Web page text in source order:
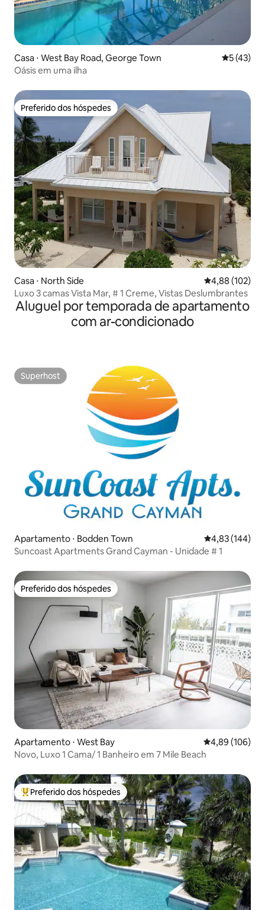
Casa ⋅ West Bay Road, George Town 5 de uma
5 (43)
Oásis em uma ilha
Preferido dos hóspedes
Preferido dos hóspedes
Casa ⋅ North Side 4,88 de uma
4,88 (102)
Luxo 3 camas Vista Mar, # 1 Creme, Vistas Deslumbrantes
Aluguel por temporada de apartamento
com ar-condicionado
Superhost
Superhost
Apartamento ⋅ Bodden Town 4,83 de uma
4,83 (144)
Suncoast Apartments Grand Cayman - Unidade # 1
Preferido dos hóspedes
Preferido dos hóspedes
Apartamento ⋅ West Bay 4,89 de uma
4,89 (106)
Novo, Luxo 1 Cama/ 1 Banheiro em 7 Mile Beach
Entre os melhores preferidos dos hóspedes
Preferido dos hóspedes